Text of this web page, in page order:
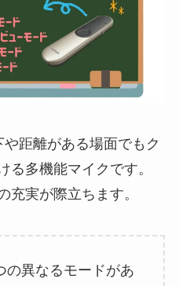
距離がある場面でもク
る多機能マイクです。
充実が際立ちます。
の異なるモードがあ